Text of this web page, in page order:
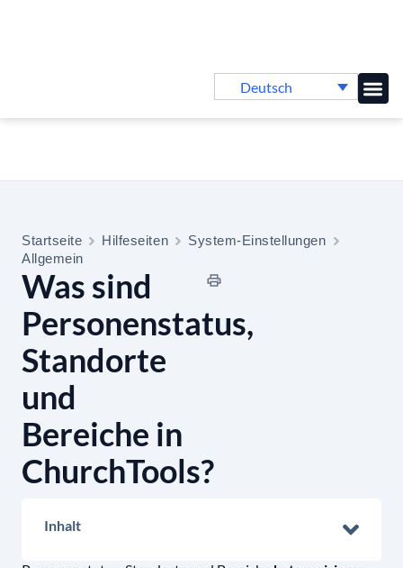
Deutsch
Startseite Hilfeseiten
System-Einstellungen
Allgemein
Was sind
Personenstatus,
Standorte
und
Bereiche in
ChurchTools?
Inhalt